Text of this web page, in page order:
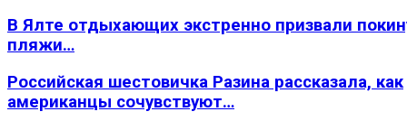
В Ялте отдыхающих экстренно призвали
пляжи…
Российская шестовичка Разина рассказала, как
американцы сочувствуют…